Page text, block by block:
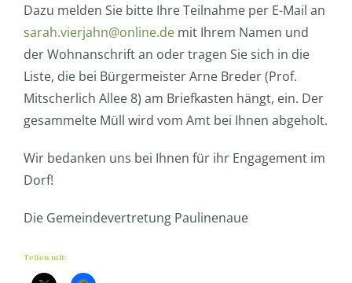
Dazu melden Sie bitte Ihre Teilnahme per E-Mail an
sarah.vierjahn@online.de mit Ihrem Namen und
der Wohnanschrift an oder tragen Sie sich in die
Liste, die bei Bürgermeister Arne Breder (Prof.
Mitscherlich Allee 8) am Briefkasten hängt, ein. Der
gesammelte Müll wird vom Amt bei Ihnen abgeholt.
Wir bedanken uns bei Ihnen für ihr Engagement im
Dorf!
Die Gemeindevertretung Paulinenaue
Teilen mit: